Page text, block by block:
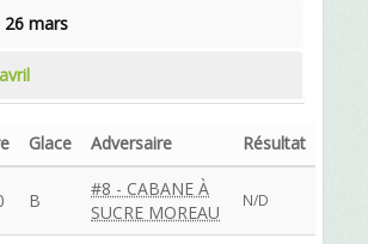
mars
Glace Adversaire
Résultat
B
#8 - CABANE À
SUCRE MOREAU
N/D